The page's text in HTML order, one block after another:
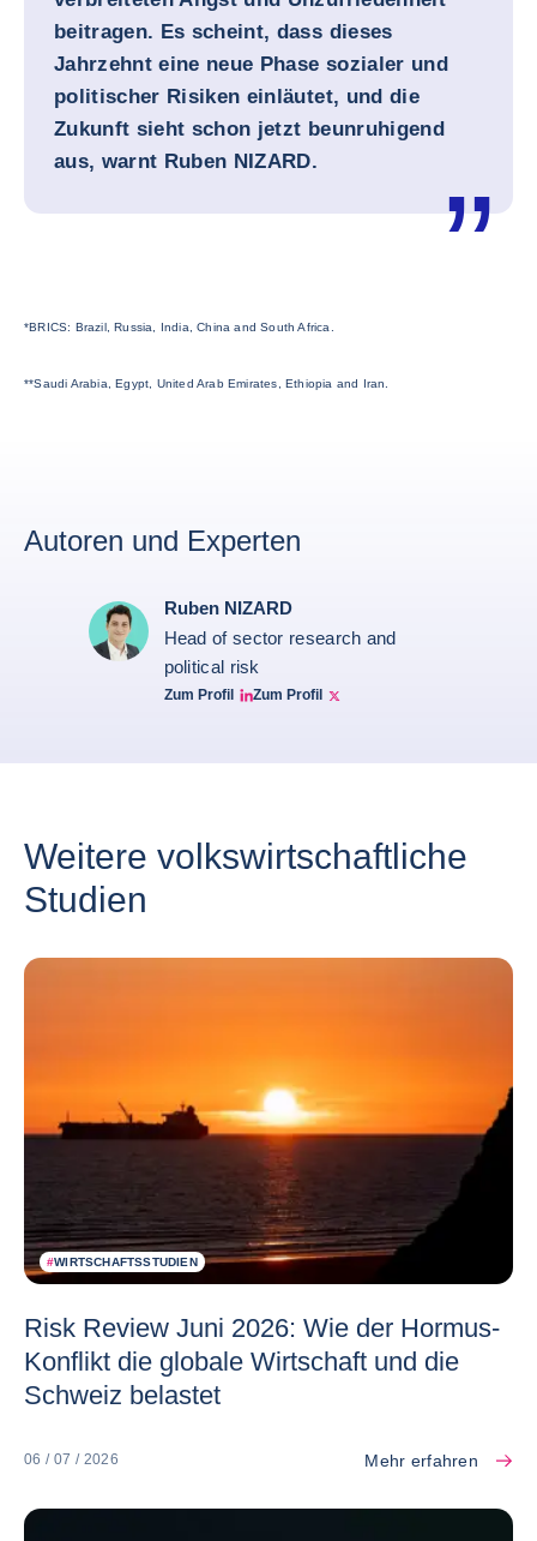
beitragen. Es scheint, dass dieses
Jahrzehnt eine neue Phase sozialer und
politischer Risiken einläutet, und die
Zukunft sieht schon jetzt beunruhigend
aus, warnt Ruben NIZARD.
*BRICS: Brazil, Russia, India, China and South Africa.
**Saudi Arabia, Egypt, United Arab Emirates, Ethiopia and Iran.
Autoren und Experten
Ruben NIZARD
Head of sector research and
political risk
Zum Profil
Ruben Nizard linkedin
Zum Profil
Ruben Nizard twitter
Weitere volkswirtschaftliche
Studien
#WIRTSCHAFTSSTUDIEN
Risk Review Juni 2026: Wie der Hormus-
Konflikt die globale Wirtschaft und die
Schweiz belastet
06 / 07 / 2026 Mehr erfahren